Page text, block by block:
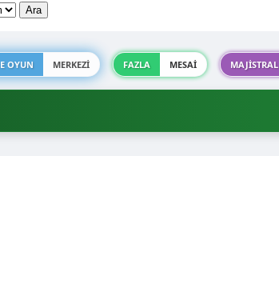
OYUN MERKEZİ FAZLA MESAİ MAJİSTRAL